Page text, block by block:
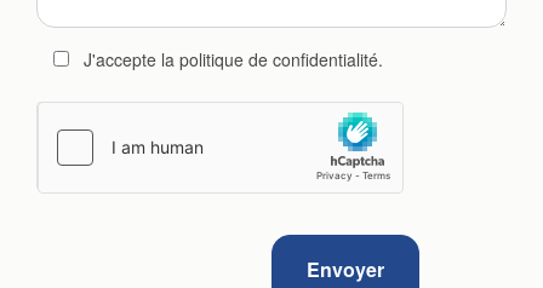
J'accepte la politique de confidentialité.